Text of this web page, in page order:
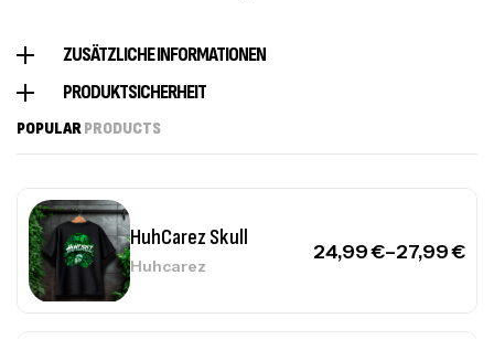
ZUSÄTZLICHE INFORMATIONEN
PRODUKTSICHERHEIT
POPULARPRODUCTS
HuhCarez Cool
Huhcarez
HuhCarez Skull
Huhcarez
24,99€–27,99€